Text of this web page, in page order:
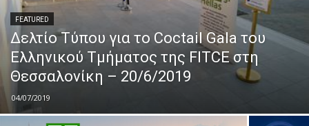
FEATURED
Δελτίο Τύπου για το Coctail Gala του
Ελληνικού Τμήματος της FITCE στη
Θεσσαλονίκη – 20/6/2019
04/07/2019